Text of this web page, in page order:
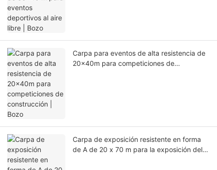
Carpa para eventos de alta resistencia de
20x40m para competiciones de
Carpa de exposición resistente en forma
de A de 20 x 70 m para la exposición del